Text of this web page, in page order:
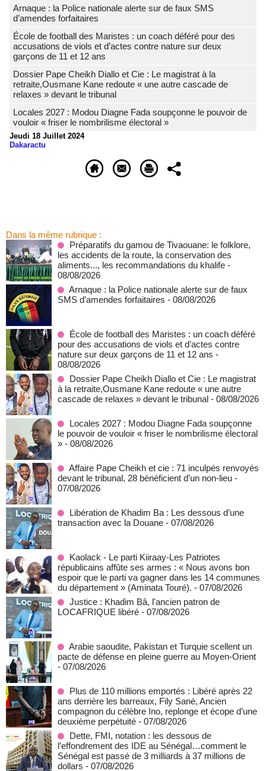
Arnaque : la Police nationale alerte sur de faux SMS
d’amendes forfaitaires
École de football des Maristes : un coach déféré pour des
accusations de viols et d’actes contre nature sur deux
garçons de 11 et 12 ans
Dossier Pape Cheikh Diallo et Cie : Le magistrat à la
retraite,Ousmane Kane redoute « une autre cascade de
relaxes » devant le tribunal
Locales 2027 : Modou Diagne Fada soupçonne le pouvoir de
vouloir « friser le nombrilisme électoral »
Jeudi 18 Juillet 2024
Dakaractu
Dans la même rubrique :
Préparatifs du gamou de Tivaouane: le folklore,
les accidents de la route, la conservation des
aliments..., les recommandations du khalife -
08/08/2026
Arnaque : la Police nationale alerte sur de faux
SMS d’amendes forfaitaires - 08/08/2026
École de football des Maristes : un coach déféré
pour des accusations de viols et d’actes contre
nature sur deux garçons de 11 et 12 ans -
08/08/2026
Dossier Pape Cheikh Diallo et Cie : Le magistrat
à la retraite,Ousmane Kane redoute « une autre
cascade de relaxes » devant le tribunal - 08/08/2026
Locales 2027 : Modou Diagne Fada soupçonne
le pouvoir de vouloir « friser le nombrilisme électoral
» - 08/08/2026
Affaire Pape Cheikh et cie : 71 inculpés renvoyés
devant le tribunal, 28 bénéficient d’un non-lieu -
07/08/2026
Libération de Khadim Ba : Les dessous d’une
transaction avec la Douane - 07/08/2026
Kaolack - Le parti Kiiraay-Les Patriotes
républicains affûte ses armes : « Nous avons bon
espoir que le parti va gagner dans les 14 communes
du département » (Aminata Touré). - 07/08/2026
Justice : Khadim Bâ, l'ancien patron de
LOCAFRIQUE libéré - 07/08/2026
Arabie saoudite, Pakistan et Turquie scellent un
pacte de défense en pleine guerre au Moyen-Orient
- 07/08/2026
Plus de 110 millions emportés : Libéré après 22
ans derrière les barreaux, Fily Sané, Ancien
compagnon du célèbre Ino, replonge et écope d’une
deuxième perpétuité - 07/08/2026
Dette, FMI, notation : les dessous de
l’effondrement des IDE au Sénégal…comment le
Sénégal est passé de 3 milliards à 37 millions de
dollars - 07/08/2026